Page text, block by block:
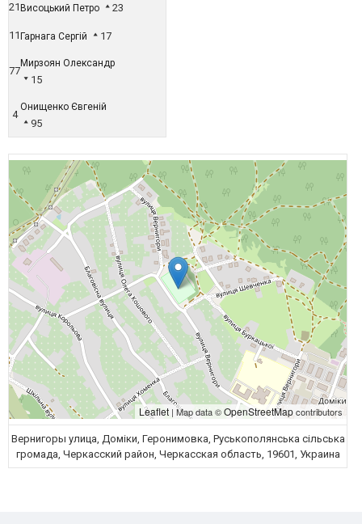
21 Висоцький Петро 23
11 Гарнага Сергій 17
77
Мирзоян Олександр
15
4
Онищенко Євгеній
95
Leaflet | Map data ©OpenStreetMapcontributors
Вернигоры улица, Доміки, Геронимовка, Руськополянська сільська
громада, Черкасский район, Черкасская область, 19601, Украина